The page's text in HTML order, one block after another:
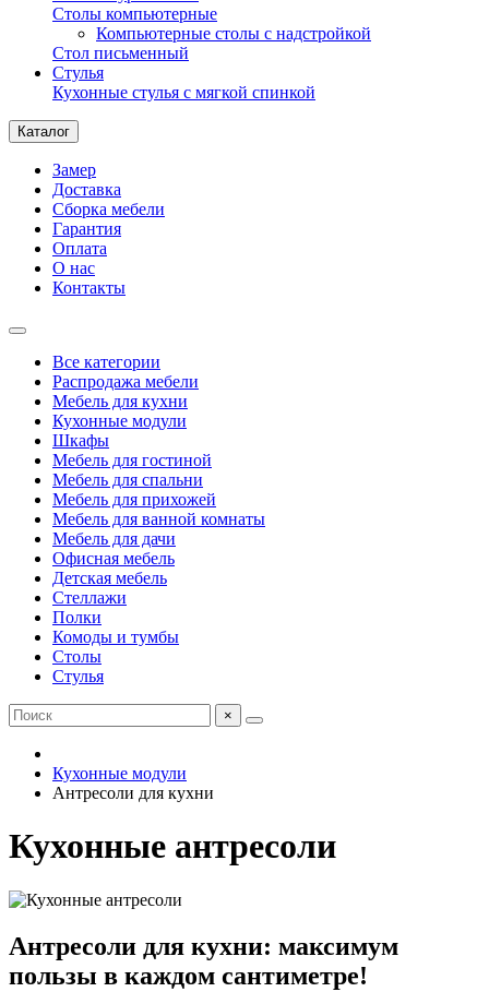
Столы компьютерные
Компьютерные столы с надстройкой
Стол письменный
Стулья
Кухонные стулья с мягкой спинкой
Каталог
Замер
Доставка
Сборка мебели
Гарантия
Оплата
О нас
Контакты
Все категории
Распродажа мебели
Мебель для кухни
Кухонные модули
Шкафы
Мебель для гостиной
Мебель для спальни
Мебель для прихожей
Мебель для ванной комнаты
Мебель для дачи
Офисная мебель
Детская мебель
Стеллажи
Полки
Комоды и тумбы
Столы
Стулья
×
Кухонные модули
Антресоли для кухни
Кухонные антресоли
Антресоли для кухни: максимум
пользы в каждом сантиметре!